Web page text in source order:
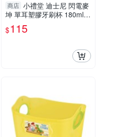
商店 小禮堂 迪士尼 閃電麥
坤 單耳塑膠牙刷杯 180ml
(黃競賽) 4973307-467592
$115